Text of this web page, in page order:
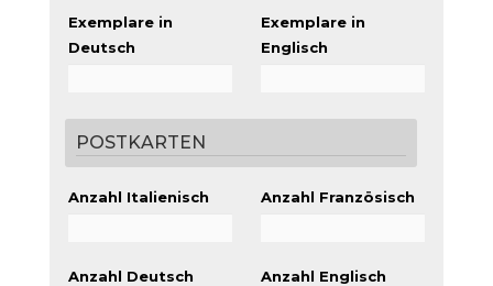
Exemplare in
Deutsch
Exemplare in
Englisch
POSTKARTEN
Anzahl Französisch
Anzahl Italienisch
Anzahl Deutsch Anzahl Englisch